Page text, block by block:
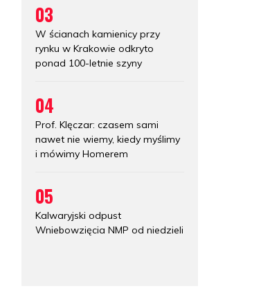
03
W ścianach kamienicy przy
rynku w Krakowie odkryto
ponad 100-letnie szyny
04
Prof. Klęczar: czasem sami
nawet nie wiemy, kiedy myślimy
i mówimy Homerem
05
Kalwaryjski odpust
Wniebowzięcia NMP od niedzieli